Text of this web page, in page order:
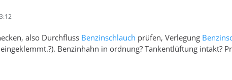
also Durchfluss Benzinschlauch prüfen, Verlegung
Benzinhahn in ordnung? Tankentlüftung intakt?